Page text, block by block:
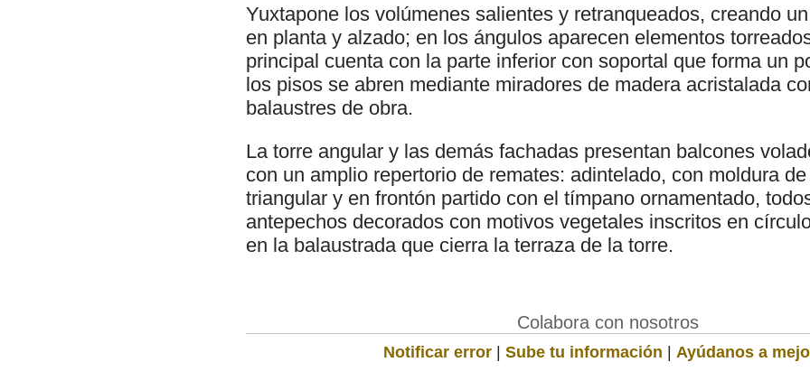
Yuxtapone los volúmenes salientes y retranqueados, creando
en planta y alzado; en los ángulos aparecen elementos
principal cuenta con la parte inferior con soportal que forma un
los pisos se abren mediante miradores de madera acristalada
balaustres de obra.
La torre angular y las demás fachadas presentan balcones
con un amplio repertorio de remates: adintelado, con moldura
triangular y en frontón partido con el tímpano ornamentado,
antepechos decorados con motivos vegetales inscritos en
en la balaustrada que cierra la terraza de la torre.
Colabora con nosotros
Notificar error | Sube tu información | Ayúdanos a